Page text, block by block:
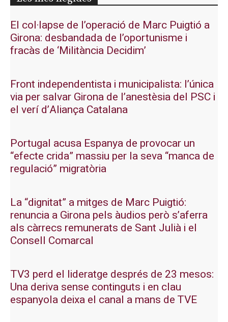
El col·lapse de l’operació de Marc Puigtió a
Girona: desbandada de l’oportunisme i
fracàs de ‘Militància Decidim’
Front independentista i municipalista: l’única
via per salvar Girona de l’anestèsia del PSC i
el verí d’Aliança Catalana
Portugal acusa Espanya de provocar un
“efecte crida” massiu per la seva “manca de
regulació” migratòria
La “dignitat” a mitges de Marc Puigtió:
renuncia a Girona pels àudios però s’aferra
als càrrecs remunerats de Sant Julià i el
Consell Comarcal
TV3 perd el lideratge després de 23 mesos:
Una deriva sense continguts i en clau
espanyola deixa el canal a mans de TVE